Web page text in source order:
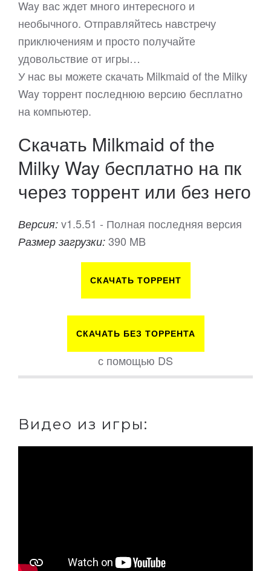
Way вас ждет много интересного и
необычного. Отправляйтесь навстречу
приключениям и просто получайте
удовольствие от игры…
У нас вы можете скачать Milkmaid of the Milky
Way торрент последнюю версию бесплатно
на компьютер.
Скачать Milkmaid of the
Milky Way бесплатно на пк
через торрент или без него
Версия: v1.5.51 - Полная последняя версия
Размер загрузки: 390 MB
СКАЧАТЬ ТОРРЕНТ
СКАЧАТЬ БЕЗ ТОРРЕНТА
с помощью DS
Видео из игры: